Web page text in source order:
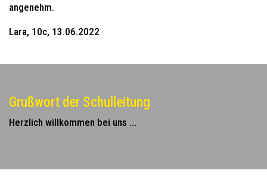
angenehm.
Lara, 10c, 13.06.2022
Grußwort der Schulleitung
Herzlich willkommen bei uns ...